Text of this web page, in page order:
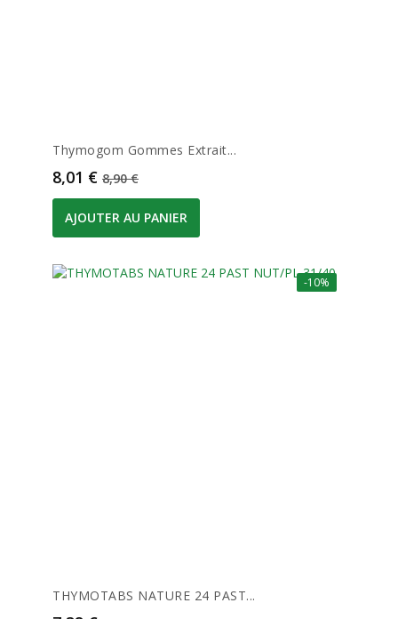
Thymogom Gommes Extrait...
Prix
8,01 € Prix de base
8,90 €
AJOUTER AU PANIER
-10%
THYMOTABS NATURE 24 PAST...